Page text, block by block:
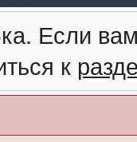
Если
к